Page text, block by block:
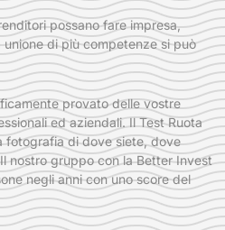
possano fare impresa,
di più competenze si può
provato delle vostre
ed aziendali. Il Test Ruota
fotografia di dove siete, dove
nostro gruppo con la Better Invest
negli anni con uno score del